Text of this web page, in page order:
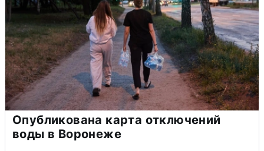
Опубликована карта отключений
воды в Воронеже